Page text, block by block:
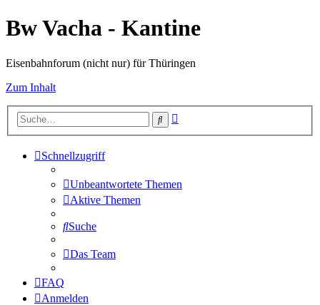
Bw Vacha - Kantine
Eisenbahnforum (nicht nur) für Thüringen
Zum Inhalt
Suche
Schnellzugriff
Unbeantwortete Themen
Aktive Themen
Suche
Das Team
FAQ
Anmelden